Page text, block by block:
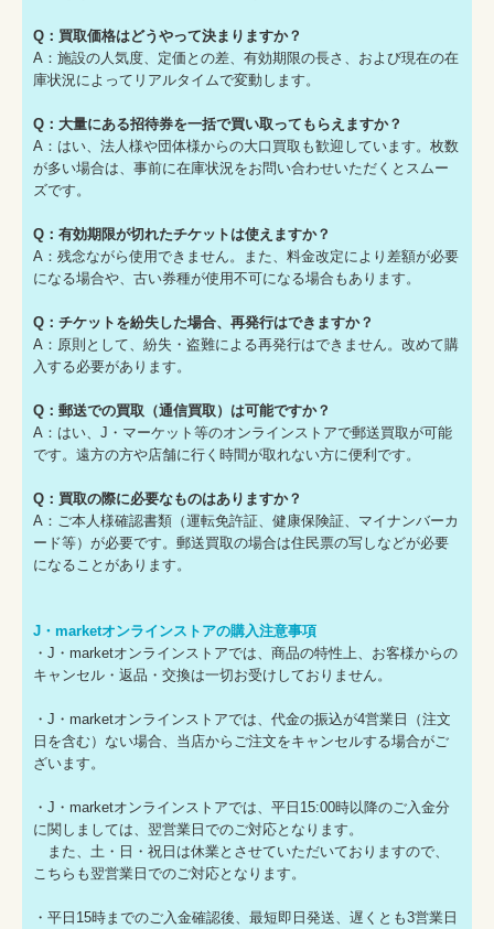
Q：買取価格はどうやって決まりますか？
A：施設の人気度、定価との差、有効期限の長さ、および現在の在
庫状況によってリアルタイムで変動します。
Q：大量にある招待券を一括で買い取ってもらえますか？
A：はい、法人様や団体様からの大口買取も歓迎しています。枚数
が多い場合は、事前に在庫状況をお問い合わせいただくとスムー
ズです。
Q：有効期限が切れたチケットは使えますか？
A：残念ながら使用できません。また、料金改定により差額が必要
になる場合や、古い券種が使用不可になる場合もあります。
Q：チケットを紛失した場合、再発行はできますか？
A：原則として、紛失・盗難による再発行はできません。改めて購
入する必要があります。
Q：郵送での買取（通信買取）は可能ですか？
A：はい、J・マーケット等のオンラインストアで郵送買取が可能
です。遠方の方や店舗に行く時間が取れない方に便利です。
Q：買取の際に必要なものはありますか？
A：ご本人様確認書類（運転免許証、健康保険証、マイナンバーカ
ード等）が必要です。郵送買取の場合は住民票の写しなどが必要
になることがあります。
J・marketオンラインストアの購入注意事項
・J・marketオンラインストアでは、商品の特性上、お客様からの
キャンセル・返品・交換は一切お受けしておりません。
・J・marketオンラインストアでは、代金の振込が4営業日（注文
日を含む）ない場合、当店からご注文をキャンセルする場合がご
ざいます。
・J・marketオンラインストアでは、平日15:00時以降のご入金分
に関しましては、翌営業日でのご対応となります。
また、土・日・祝日は休業とさせていただいておりますので、
こちらも翌営業日でのご対応となります。
・平日15時までのご入金確認後、最短即日発送、遅くとも3営業日